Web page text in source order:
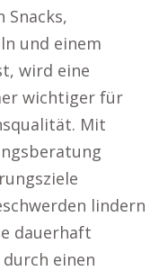
Snacks,
und einem
wird eine
wichtiger für
Mit
lindern
dauerhaft
einen